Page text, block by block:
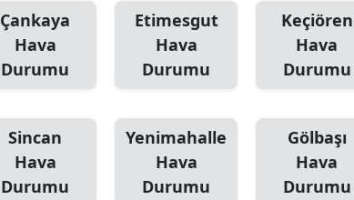
Çankaya
Hava
Durumu
Etimesgut
Hava
Durumu
Keçiören
Hava
Durumu
Sincan
Hava
Durumu
Yenimahalle
Hava
Durumu
Gölbaşı
Hava
Durumu